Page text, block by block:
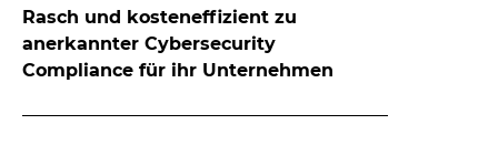
Rasch und kosteneffizient zu
anerkannter Cybersecurity
Compliance für ihr Unternehmen